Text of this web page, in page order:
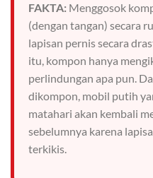
FAKTA: Menggosok
(dengan tangan) secara
lapisan pernis secara
itu, kompon hanya
perlindungan apa pun.
dikompon, mobil putih
matahari akan kembali
sebelumnya karena
terkikis.